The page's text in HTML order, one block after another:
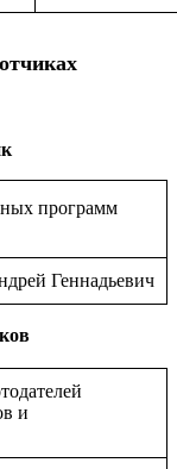
программ
Геннадьевич
и